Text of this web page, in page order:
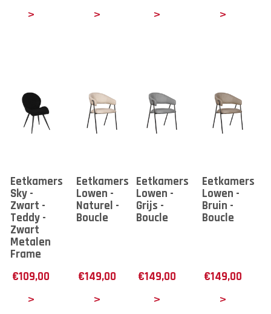
Eetkamerstoel
Sky -
Zwart -
Teddy -
Zwart
Metalen
Frame
€109,00
Eetkamerstoel
Lowen -
Naturel -
Boucle
€149,00
Eetkamerstoel
Lowen -
Grijs -
Boucle
€149,00
Lowen -
Bruin -
Boucle
€149,00